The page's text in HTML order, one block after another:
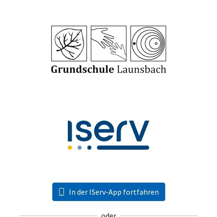
In der IServ-App fortfahren